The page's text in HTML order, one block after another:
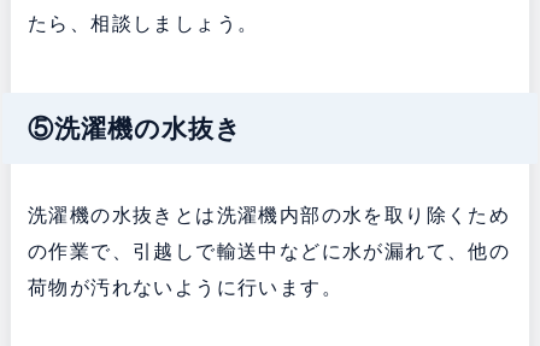
たら、相談しましょう。
⑤洗濯機の水抜き
洗濯機の水抜きとは洗濯機内部の水を取り除くため
の作業で、引越しで輸送中などに水が漏れて、他の
荷物が汚れないように行います。